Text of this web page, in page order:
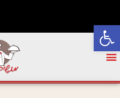
פתח סרגל נגישות